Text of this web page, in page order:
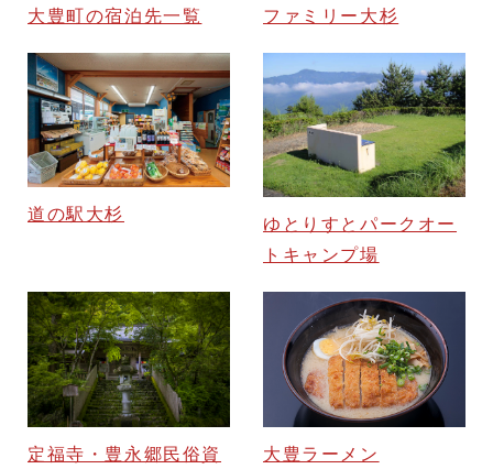
大豊町の宿泊先一覧 ファミリー大杉
道の駅大杉
ゆとりすとパークオー
トキャンプ場
定福寺・豊永郷民俗資
大豊ラーメン